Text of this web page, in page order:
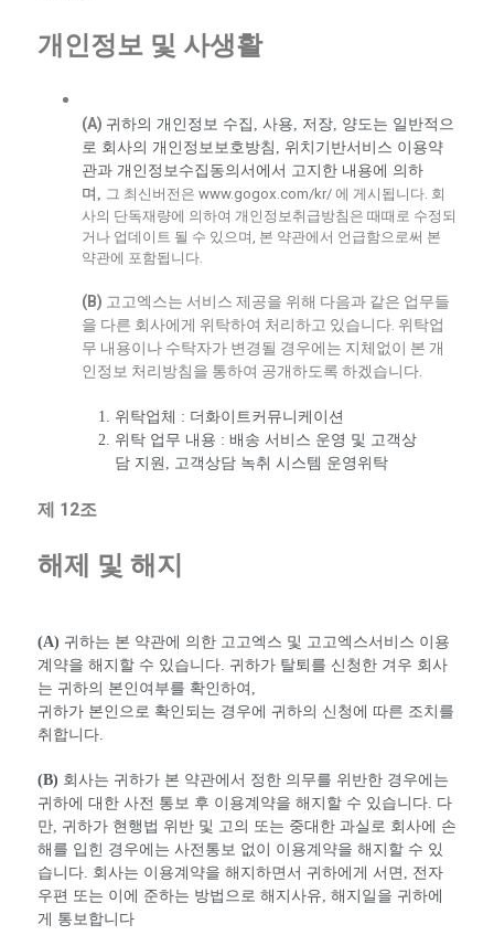
개인정보 및 사생활
(A) 귀하의 개인정보 수집, 사용, 저장, 양도는 일반적으
로 회사의 개인정보보호방침, 위치기반서비스 이용약
관과 개인정보수집동의서에서 고지한 내용에 의하
며,
그 최신버전은 www.gogox.com/kr/ 에 게시됩니다. 회
사의 단독재량에 의하여 개인정보취급방침은 때때로 수정되
거나 업데이트 될 수 있으며, 본 약관에서 언급함으로써 본
약관에 포함됩니다.
(B) 고고엑스는 서비스 제공을 위해 다음과 같은 업무들
을 다른 회사에게 위탁하여 처리하고 있습니다. 위탁업
무 내용이나 수탁자가 변경될 경우에는 지체없이 본 개
인정보 처리방침을 통하여 공개하도록 하겠습니다.
위탁업체 : 더화이트커뮤니케이션
위탁 업무 내용 : 배송 서비스 운영 및 고객상
담 지원, 고객상담 녹취 시스템 운영위탁
제 12조
해제 및 해지
(A) 귀하는 본 약관에 의한 고고엑스 및 고고엑스서비스 이용
계약을 해지할 수 있습니다. 귀하가 탈퇴를 신청한 겨우 회사
는 귀하의 본인여부를 확인하여,
귀하가 본인으로 확인되는 경우에 귀하의 신청에 따른 조치를
취합니다.
(B) 회사는 귀하가 본 약관에서 정한 의무를 위반한 경우에는
귀하에 대한 사전 통보 후 이용계약을 해지할 수 있습니다. 다
만, 귀하가 현행법 위반 및 고의 또는 중대한 과실로 회사에 손
해를 입힌 경우에는 사전통보 없이 이용계약을 해지할 수 있
습니다. 회사는 이용계약을 해지하면서 귀하에게 서면, 전자
우편 또는 이에 준하는 방법으로 해지사유, 해지일을 귀하에
게 통보합니다